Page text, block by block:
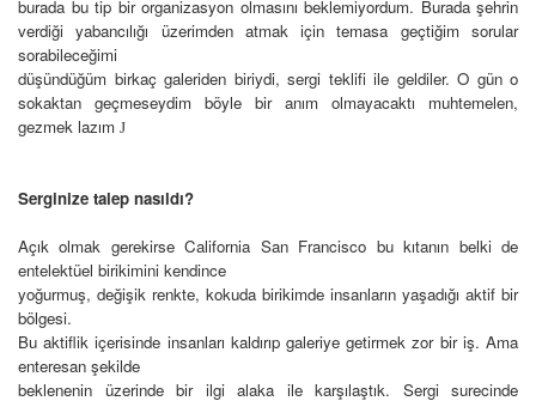
burada bu tip bir organizasyon olmasını beklemiyordum. Burada şehrin
verdiği yabancılığı üzerimden atmak için temasa geçtiğim sorular
sorabileceğimi
düşündüğüm birkaç galeriden biriydi, sergi teklifi ile geldiler. O gün o
sokaktan geçmeseydim böyle bir anım olmayacaktı muhtemelen,
gezmek lazım J
Serginize talep nasıldı?
Açık olmak gerekirse California San Francisco bu kıtanın belki de
entelektüel birikimini kendince
yoğurmuş, değişik renkte, kokuda birikimde insanların yaşadığı aktif bir
bölgesi.
Bu aktiflik içerisinde insanları kaldırıp galeriye getirmek zor bir iş. Ama
enteresan şekilde
beklenenin üzerinde bir ilgi alaka ile karşılaştık. Sergi surecinde